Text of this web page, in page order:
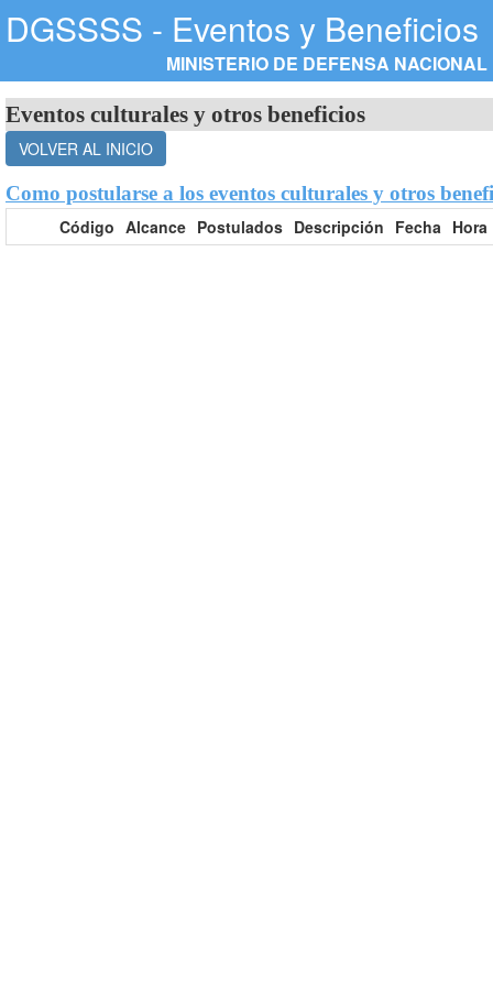
DGSSSS - Eventos y Beneficios
MINISTERIO DE DEFENSA NACIONAL
Eventos culturales y otros beneficios
Como postularse a los eventos culturales y otros
Código Alcance Postulados Descripción Fecha Hora